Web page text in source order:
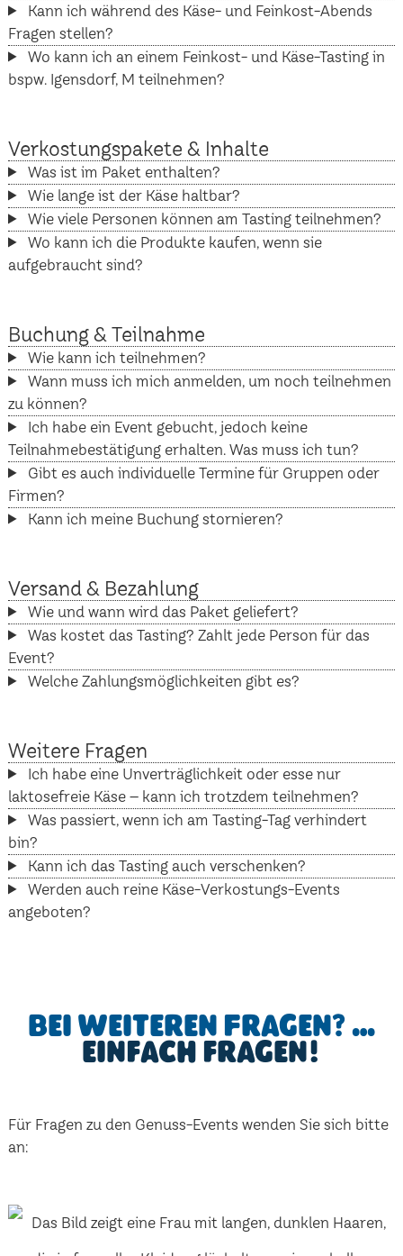
Kann ich während des Käse- und Feinkost-Abends
Fragen stellen?
Wo kann ich an einem Feinkost- und Käse-Tasting in
bspw. Igensdorf, M teilnehmen?
Verkostungspakete & Inhalte
Was ist im Paket enthalten?
Wie lange ist der Käse haltbar?
Wie viele Personen können am Tasting teilnehmen?
Wo kann ich die Produkte kaufen, wenn sie
aufgebraucht sind?
Buchung & Teilnahme
Wie kann ich teilnehmen?
Wann muss ich mich anmelden, um noch teilnehmen
zu können?
Ich habe ein Event gebucht, jedoch keine
Teilnahmebestätigung erhalten. Was muss ich tun?
Gibt es auch individuelle Termine für Gruppen oder
Firmen?
Kann ich meine Buchung stornieren?
Versand & Bezahlung
Wie und wann wird das Paket geliefert?
Was kostet das Tasting? Zahlt jede Person für das
Event?
Welche Zahlungsmöglichkeiten gibt es?
Weitere Fragen
Ich habe eine Unverträglichkeit oder esse nur
laktosefreie Käse – kann ich trotzdem teilnehmen?
Was passiert, wenn ich am Tasting-Tag verhindert
bin?
Kann ich das Tasting auch verschenken?
Werden auch reine Käse-Verkostungs-Events
angeboten?
Bei weiteren Fragen? …
einfach fragen!
Für Fragen zu den Genuss-Events wenden Sie sich bitte
an: